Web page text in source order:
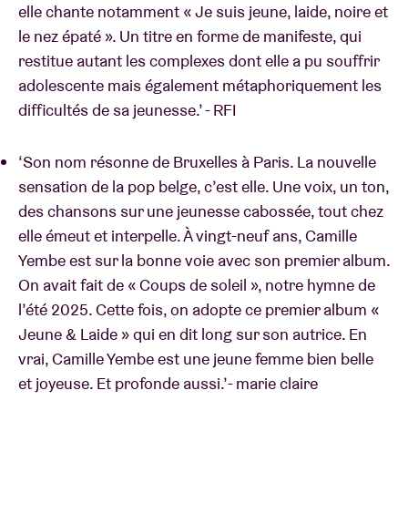
elle chante notamment « Je suis jeune, laide, noire et
le nez épaté ». Un titre en forme de manifeste, qui
restitue autant les complexes dont elle a pu souffrir
adolescente mais également métaphoriquement les
difficultés de sa jeunesse.’ - RFI
‘Son nom résonne de Bruxelles à Paris. La nouvelle
sensation de la pop belge, c’est elle. Une voix, un ton,
des chansons sur une jeunesse cabossée, tout chez
elle émeut et interpelle. À vingt-neuf ans, Camille
Yembe est sur la bonne voie avec son premier album.
On avait fait de « Coups de soleil », notre hymne de
l’été 2025. Cette fois, on adopte ce premier album «
Jeune & Laide » qui en dit long sur son autrice. En
vrai, Camille Yembe est une jeune femme bien belle
et joyeuse. Et profonde aussi.’- marie claire